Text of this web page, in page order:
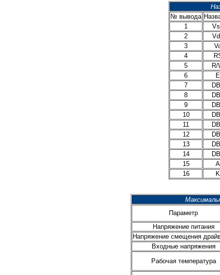
№ вывода
1
2
3
4
5
R/
6
E
7
8
9
10
11
12
13
14
15
A
16
K
Параметр
Напряжение питания
Напряжение смещения
Входные напряжения
Рабочая температура